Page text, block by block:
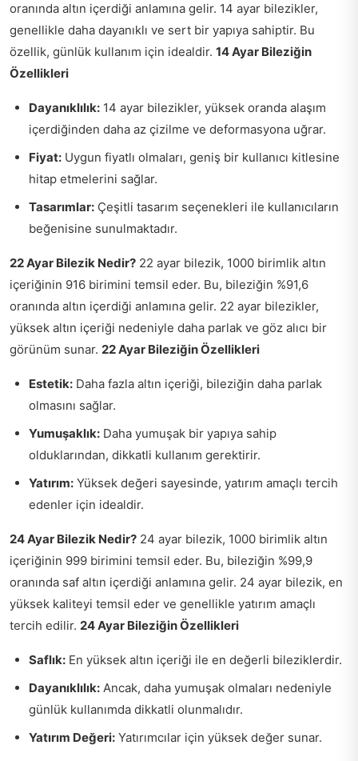
oranında altın içerdiği anlamına gelir. 14 ayar bilezikler,
genellikle daha dayanıklı ve sert bir yapıya sahiptir. Bu
özellik, günlük kullanım için idealdir. 14 Ayar Bileziğin
Özellikleri
Dayanıklılık: 14 ayar bilezikler, yüksek oranda alaşım
içerdiğinden daha az çizilme ve deformasyona uğrar.
Fiyat: Uygun fiyatlı olmaları, geniş bir kullanıcı kitlesine
hitap etmelerini sağlar.
Tasarımlar: Çeşitli tasarım seçenekleri ile kullanıcıların
beğenisine sunulmaktadır.
22 Ayar Bilezik Nedir? 22 ayar bilezik, 1000 birimlik altın
içeriğinin 916 birimini temsil eder. Bu, bileziğin %91,6
oranında altın içerdiği anlamına gelir. 22 ayar bilezikler,
yüksek altın içeriği nedeniyle daha parlak ve göz alıcı bir
görünüm sunar. 22 Ayar Bileziğin Özellikleri
Estetik: Daha fazla altın içeriği, bileziğin daha parlak
olmasını sağlar.
Yumuşaklık: Daha yumuşak bir yapıya sahip
olduklarından, dikkatli kullanım gerektirir.
Yatırım: Yüksek değeri sayesinde, yatırım amaçlı tercih
edenler için idealdir.
24 Ayar Bilezik Nedir? 24 ayar bilezik, 1000 birimlik altın
içeriğinin 999 birimini temsil eder. Bu, bileziğin %99,9
oranında saf altın içerdiği anlamına gelir. 24 ayar bilezik, en
yüksek kaliteyi temsil eder ve genellikle yatırım amaçlı
tercih edilir. 24 Ayar Bileziğin Özellikleri
Saflık: En yüksek altın içeriği ile en değerli bileziklerdir.
Dayanıklılık: Ancak, daha yumuşak olmaları nedeniyle
günlük kullanımda dikkatli olunmalıdır.
Yatırım Değeri: Yatırımcılar için yüksek değer sunar.